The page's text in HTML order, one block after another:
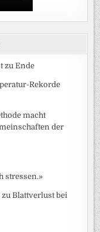
zu Ende
Rekorde
macht
der
stressen.»
Blattverlust bei